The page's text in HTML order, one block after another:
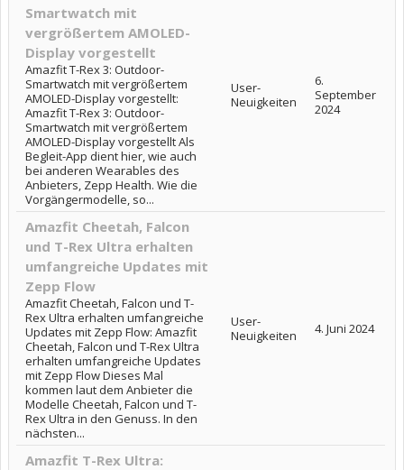
Smartwatch mit
vergrößertem AMOLED-
Display vorgestellt
Amazfit T-Rex 3: Outdoor-
Smartwatch mit vergrößertem
AMOLED-Display vorgestellt:
Amazfit T-Rex 3: Outdoor-
Smartwatch mit vergrößertem
AMOLED-Display vorgestellt Als
Begleit-App dient hier, wie auch
bei anderen Wearables des
Anbieters, Zepp Health. Wie die
Vorgängermodelle, so...
User-
Neuigkeiten
6.
September
2024
Amazfit Cheetah, Falcon
und T-Rex Ultra erhalten
umfangreiche Updates mit
Zepp Flow
Amazfit Cheetah, Falcon und T-
Rex Ultra erhalten umfangreiche
Updates mit Zepp Flow: Amazfit
Cheetah, Falcon und T-Rex Ultra
erhalten umfangreiche Updates
mit Zepp Flow Dieses Mal
kommen laut dem Anbieter die
Modelle Cheetah, Falcon und T-
Rex Ultra in den Genuss. In den
nächsten...
User-
Neuigkeiten
4. Juni 2024
Amazfit T-Rex Ultra: